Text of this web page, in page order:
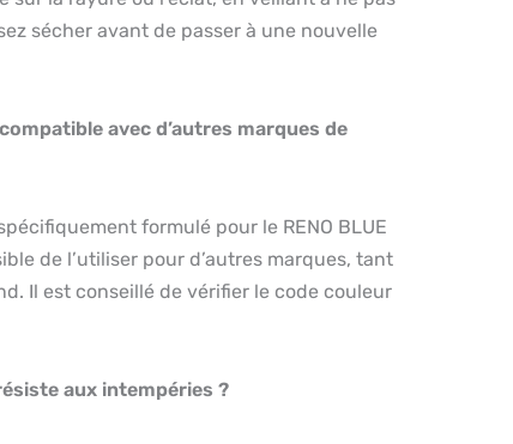
sécher avant de passer à une nouvelle
avec d’autres marques de
formulé pour le RENO BLUE
de l’utiliser pour d’autres marques, tant
Il est conseillé de vérifier le code couleur
aux intempéries ?